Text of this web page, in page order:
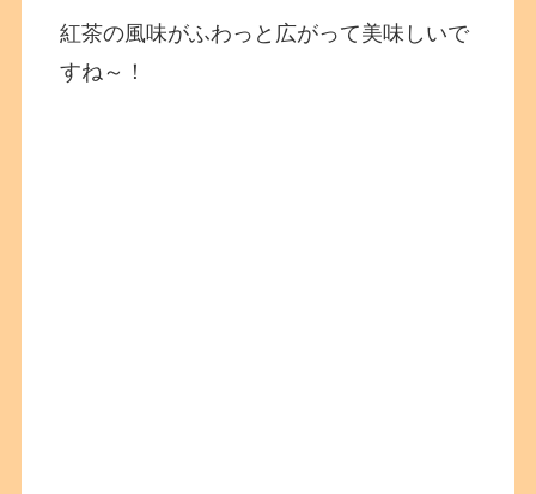
紅茶の風味がふわっと広がって美味しいで
すね～！